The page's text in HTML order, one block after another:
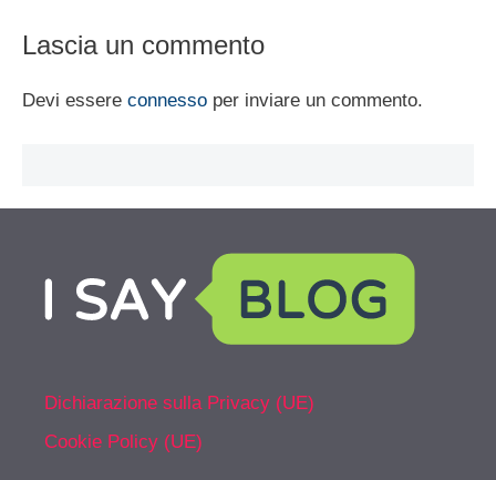
Lascia un commento
Devi essere connesso per inviare un commento.
Dichiarazione sulla Privacy (UE)
Cookie Policy (UE)